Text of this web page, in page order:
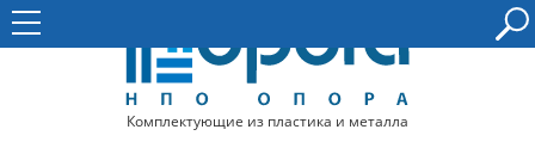
Комплектующие из пластика и металла